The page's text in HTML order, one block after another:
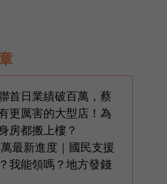
首日業績破百萬，蔡
更厲害的大型店！為
房都搬上樓？
最新進度｜國民支援
我能領嗎？地方發錢